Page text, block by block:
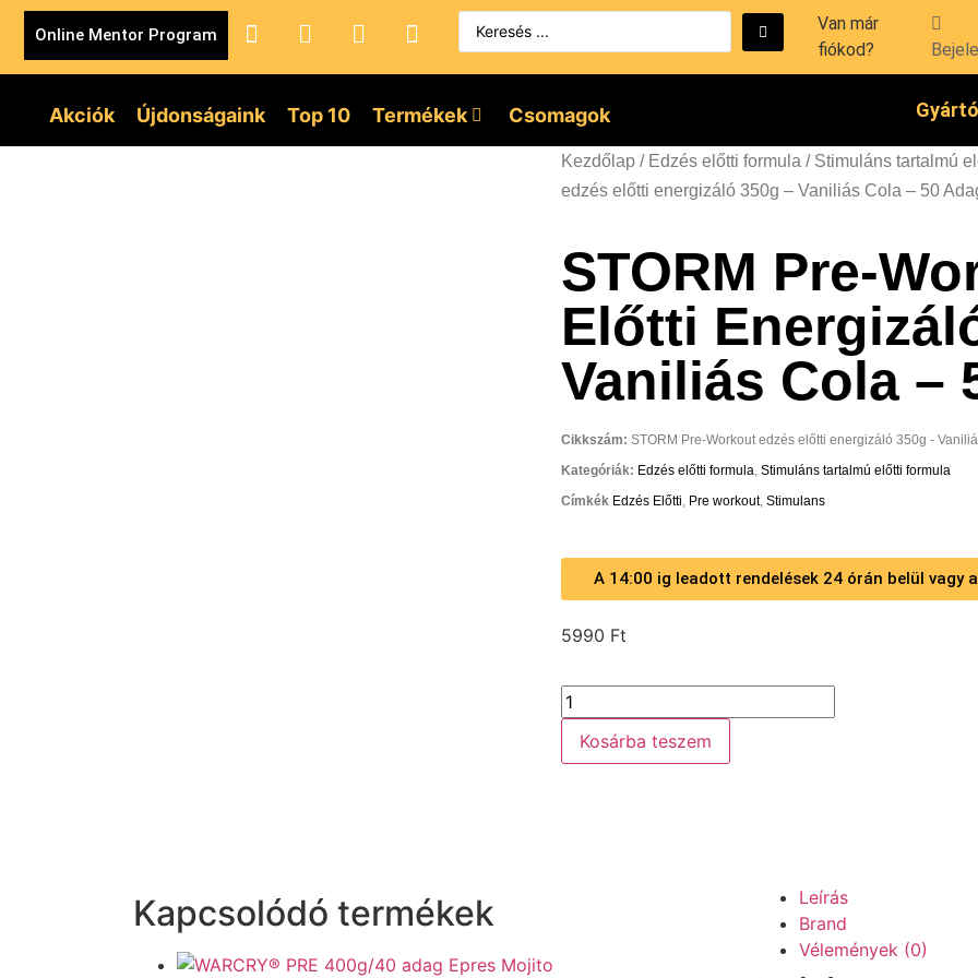
Online Mentor Program
Van már
fiókod?
Akciók Újdonságaink Top 10 Termékek Csomagok
Kezdőlap / Edzés előtti formula / Stimuláns tartalmú
edzés előtti energizáló 350g – Vaniliás Cola – 50
STORM Pre-
Előtti
Vaniliás Cola –
Cikkszám: STORM Pre-Workout edzés előtti energizáló 350g -
Kategóriák: Edzés előtti formula, Stimuláns tartalmú előtti formula
Címkék Edzés Előtti, Pre workout, Stimulans
A 14:00 ig leadott rendelések 24 órán belül vagy
5990 Ft
Kosárba teszem
Kapcsolódó termékek
Leírás
Brand
Vélemények (0)